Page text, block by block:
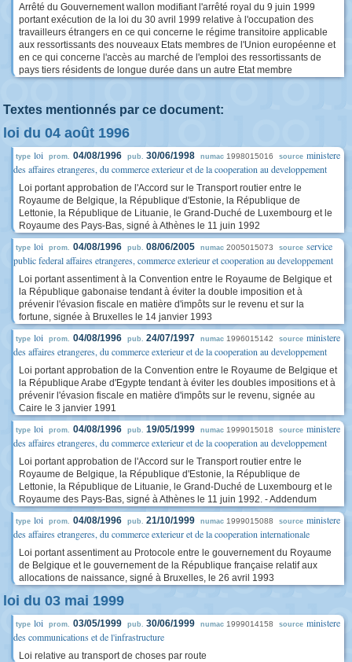
Arrêté du Gouvernement wallon modifiant l'arrêté royal du 9 juin 1999
portant exécution de la loi du 30 avril 1999 relative à l'occupation des
travailleurs étrangers en ce qui concerne le régime transitoire applicable
aux ressortissants des nouveaux Etats membres de l'Union européenne et
en ce qui concerne l'accès au marché de l'emploi des ressortissants de
pays tiers résidents de longue durée dans un autre Etat membre
Textes mentionnés par ce document:
loi du 04 août 1996
type loi prom. 04/08/1996 pub. 30/06/1998 numac 1998015016 source ministere
des affaires etrangeres, du commerce exterieur et de la cooperation au developpement
Loi portant approbation de l'Accord sur le Transport routier entre le
Royaume de Belgique, la République d'Estonie, la République de
Lettonie, la République de Lituanie, le Grand-Duché de Luxembourg et le
Royaume des Pays-Bas, signé à Athènes le 11 juin 1992
type loi prom. 04/08/1996 pub. 08/06/2005 numac 2005015073 source service
public federal affaires etrangeres, commerce exterieur et cooperation au developpement
Loi portant assentiment à la Convention entre le Royaume de Belgique et
la République gabonaise tendant à éviter la double imposition et à
prévenir l'évasion fiscale en matière d'impôts sur le revenu et sur la
fortune, signée à Bruxelles le 14 janvier 1993
type loi prom. 04/08/1996 pub. 24/07/1997 numac 1996015142 source ministere
des affaires etrangeres, du commerce exterieur et de la cooperation au developpement
Loi portant approbation de la Convention entre le Royaume de Belgique et
la République Arabe d'Egypte tendant à éviter les doubles impositions et à
prévenir l'évasion fiscale en matière d'impôts sur le revenu, signée au
Caire le 3 janvier 1991
type loi prom. 04/08/1996 pub. 19/05/1999 numac 1999015018 source ministere
des affaires etrangeres, du commerce exterieur et de la cooperation au developpement
Loi portant approbation de l'Accord sur le Transport routier entre le
Royaume de Belgique, la République d'Estonie, la République de
Lettonie, la République de Lituanie, le Grand-Duché de Luxembourg et le
Royaume des Pays-Bas, signé à Athènes le 11 juin 1992. - Addendum
type loi prom. 04/08/1996 pub. 21/10/1999 numac 1999015088 source ministere
des affaires etrangeres, du commerce exterieur et de la cooperation internationale
Loi portant assentiment au Protocole entre le gouvernement du Royaume
de Belgique et le gouvernement de la République française relatif aux
allocations de naissance, signé à Bruxelles, le 26 avril 1993
loi du 03 mai 1999
type loi prom. 03/05/1999 pub. 30/06/1999 numac 1999014158 source ministere
des communications et de l'infrastructure
Loi relative au transport de choses par route